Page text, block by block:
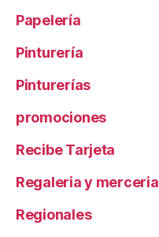
Papelería
Pinturería
Pinturerías
promociones
Recibe Tarjeta
Regaleria y merceria
Regionales